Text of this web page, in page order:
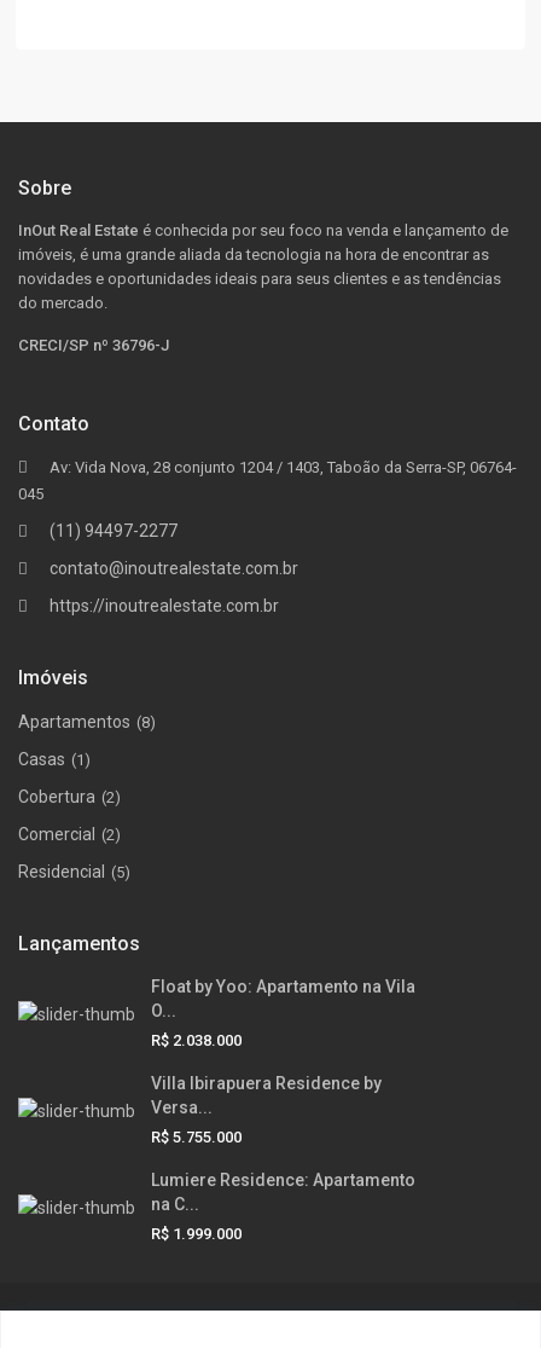
Sobre
InOut Real Estate é conhecida por seu foco na venda e lançamento de
imóveis, é uma grande aliada da tecnologia na hora de encontrar as
novidades e oportunidades ideais para seus clientes e as tendências
do mercado.
CRECI/SP nº 36796-J
Contato
Av: Vida Nova, 28 conjunto 1204 / 1403, Taboão da Serra-SP, 06764-
045
(11) 94497-2277
contato@inoutrealestate.com.br
https://inoutrealestate.com.br
Imóveis
Apartamentos (8)
Casas (1)
Cobertura (2)
Comercial (2)
Residencial (5)
Lançamentos
Float by Yoo: Apartamento na Vila
O...
R$ 2.038.000
Villa Ibirapuera Residence by
Versa...
R$ 5.755.000
Lumiere Residence: Apartamento
na C...
R$ 1.999.000